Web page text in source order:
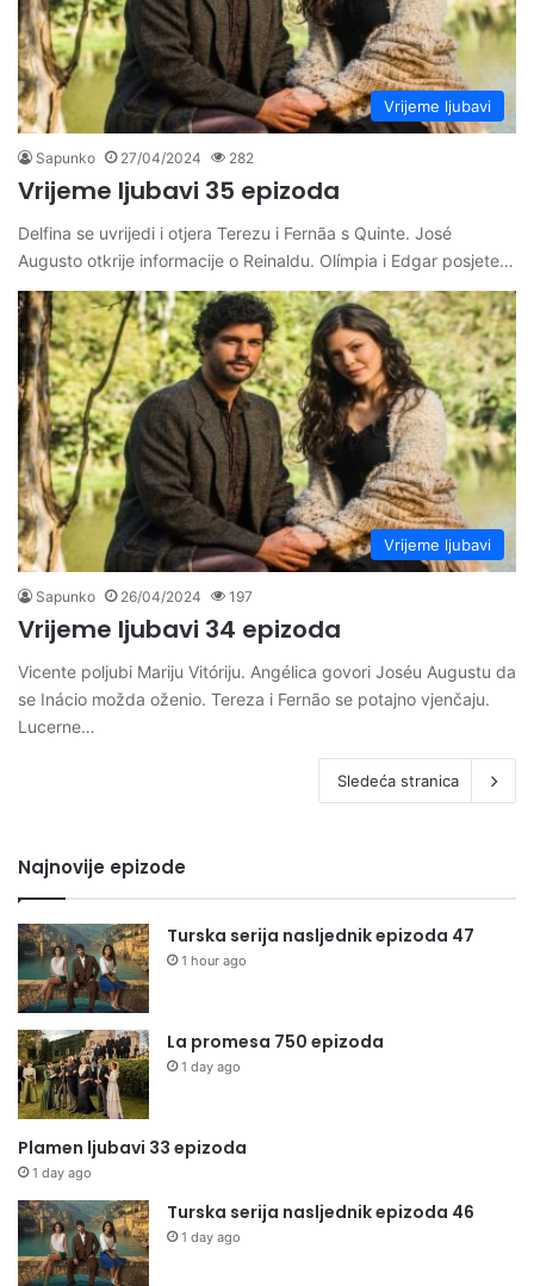
Vrijeme ljubavi
Sapunko 27/04/2024 282
Vrijeme ljubavi 35 epizoda
Delfina se uvrijedi i otjera Terezu i Fernãa s Quinte. José
Augusto otkrije informacije o Reinaldu. Olímpia i Edgar posjete…
Vrijeme ljubavi
Sapunko 26/04/2024 197
Vrijeme ljubavi 34 epizoda
Vicente poljubi Mariju Vitóriju. Angélica govori Joséu Augustu da
se Inácio možda oženio. Tereza i Fernão se potajno vjenčaju.
Lucerne…
Sledeća stranica
Najnovije epizode
Turska serija nasljednik epizoda 47
1 hour ago
La promesa 750 epizoda
1 day ago
Plamen ljubavi 33 epizoda
1 day ago
Turska serija nasljednik epizoda 46
1 day ago